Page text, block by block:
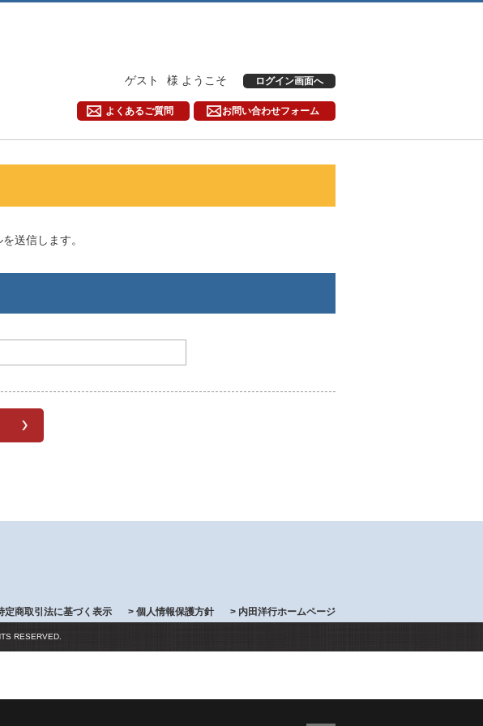
ログイン画面へ
ゲスト 様 ようこそ
お問い合わせフォーム
よくあるご質問
送信します。
定商取引法に基づく表示 > 個人情報保護方針 > 内田洋行ホームページ
RESERVED.